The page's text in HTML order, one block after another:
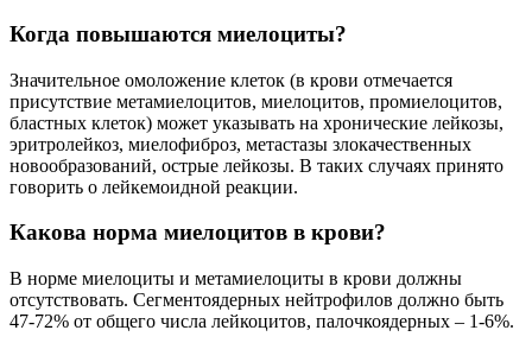
Когда повышаются миелоциты?
Значительное омоложение клеток (в крови отмечается
присутствие метамиелоцитов, миелоцитов, промиелоцитов,
бластных клеток) может указывать на хронические лейкозы,
эритролейкоз, миелофиброз, метастазы злокачественных
новообразований, острые лейкозы. В таких случаях принято
говорить о лейкемоидной реакции.
Какова норма миелоцитов в крови?
В норме миелоциты и метамиелоциты в крови должны
отсутствовать. Сегментоядерных нейтрофилов должно быть
47-72% от общего числа лейкоцитов, палочкоядерных – 1-6%.